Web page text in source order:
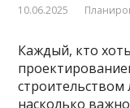
10.06.2025
Каждый, кто
строительством
насколько